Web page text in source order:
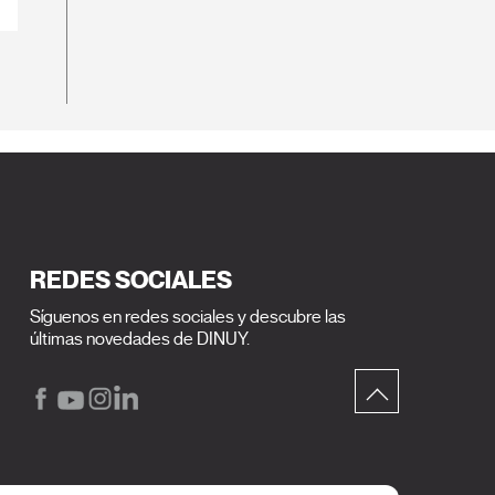
REDES SOCIALES
Síguenos en redes sociales y descubre las
últimas novedades de DINUY.